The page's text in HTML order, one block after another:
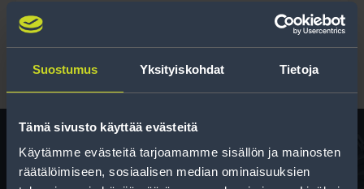
Suostumus Yksityiskohdat Tietoja
Tämä sivusto käyttää evästeitä
Käytämme evästeitä tarjoamamme sisällön ja mainosten
räätälöimiseen, sosiaalisen median ominaisuuksien